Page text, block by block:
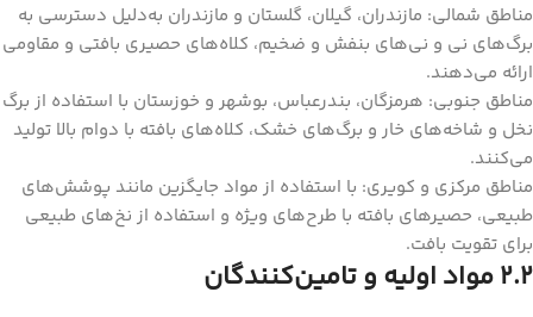
مناطق شمالی: مازندران، گیلان، گلستان و مازندران به‌دلیل دسترسی به
برگ‌های نی و نی‌های بنفش و ضخیم، کلاه‌های حصیری بافتی و مقاومی
ارائه می‌دهند.
مناطق جنوبی: هرمزگان، بندرعباس، بوشهر و خوزستان با استفاده از برگ
نخل و شاخه‌های خار و برگ‌های خشک، کلاه‌های بافته با دوام بالا تولید
می‌کنند.
مناطق مرکزی و کویری: با استفاده از مواد جایگزین مانند پوشش‌های
طبیعی، حصیرهای بافته با طرح‌های ویژه و استفاده از نخ‌های طبیعی
برای تقویت بافت.
2.2 مواد اولیه و تامین‌کنندگان